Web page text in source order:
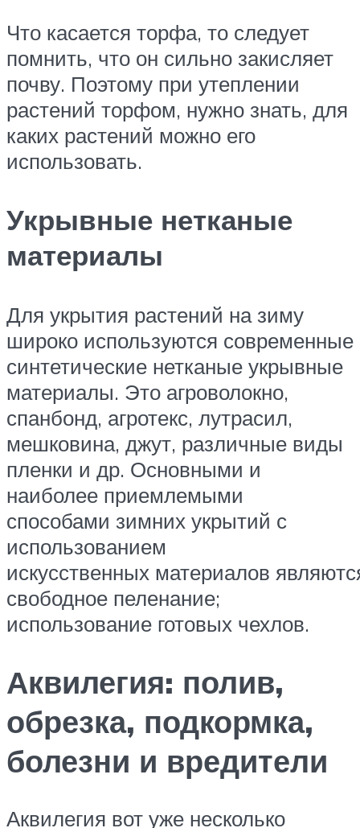
Что касается торфа, то следует
помнить, что он сильно закисляет
почву. Поэтому при утеплении
растений торфом, нужно знать, для
каких растений можно его
использовать.
Укрывные нетканые
материалы
Для укрытия растений на зиму
широко используются современные
синтетические нетканые укрывные
материалы. Это агроволокно,
спанбонд, агротекс, лутрасил,
мешковина, джут, различные виды
пленки и др. Основными и
наиболее приемлемыми
способами зимних укрытий с
использованием
искусственных материалов
свободное пеленание;
использование готовых чехлов.
Аквилегия: полив,
обрезка, подкормка,
болезни и вредители
Аквилегия вот уже несколько